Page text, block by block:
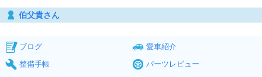
伯父貴さん
ブログ
愛車紹介
整備手帳
パーツレビュー